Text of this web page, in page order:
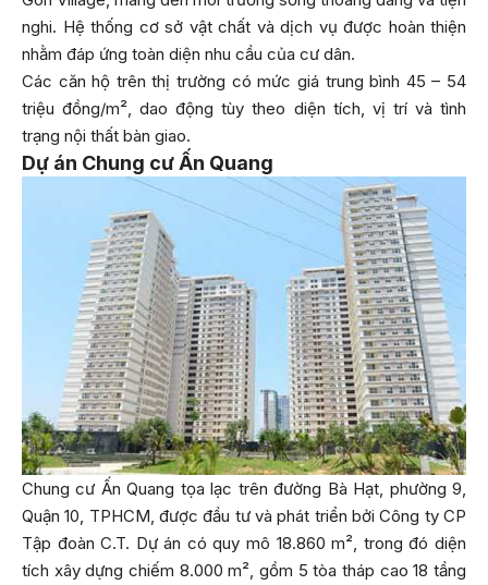
nghi. Hệ thống cơ sở vật chất và dịch vụ được hoàn thiện
nhằm đáp ứng toàn diện nhu cầu của cư dân.
Các căn hộ trên thị trường có mức giá trung bình 45 – 54
triệu đồng/m², dao động tùy theo diện tích, vị trí và tình
trạng nội thất bàn giao.
Dự án Chung cư Ấn Quang
Chung cư Ấn Quang tọa lạc trên đường Bà Hạt, phường 9,
Quận 10, TPHCM, được đầu tư và phát triển bởi Công ty CP
Tập đoàn C.T. Dự án có quy mô 18.860 m², trong đó diện
tích xây dựng chiếm 8.000 m², gồm 5 tòa tháp cao 18 tầng